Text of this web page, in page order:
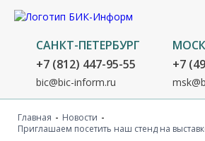
САНКТ-ПЕТЕРБУРГ
+7 (812) 447-95-55
bic@bic-inform.ru
+7
Главная - Новости -
Приглашаем посетить наш стенд на